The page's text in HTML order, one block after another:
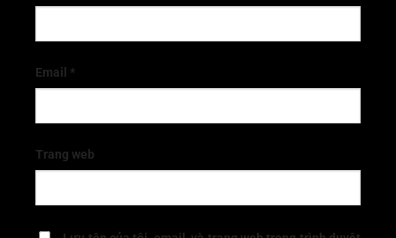
Email *
Trang web